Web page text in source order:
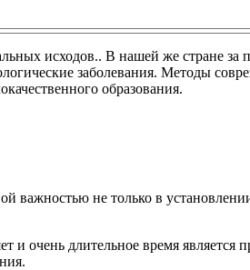
исходов.. В нашей же стране за
заболевания. Методы
образования.
важностью не только в
и очень длительное время